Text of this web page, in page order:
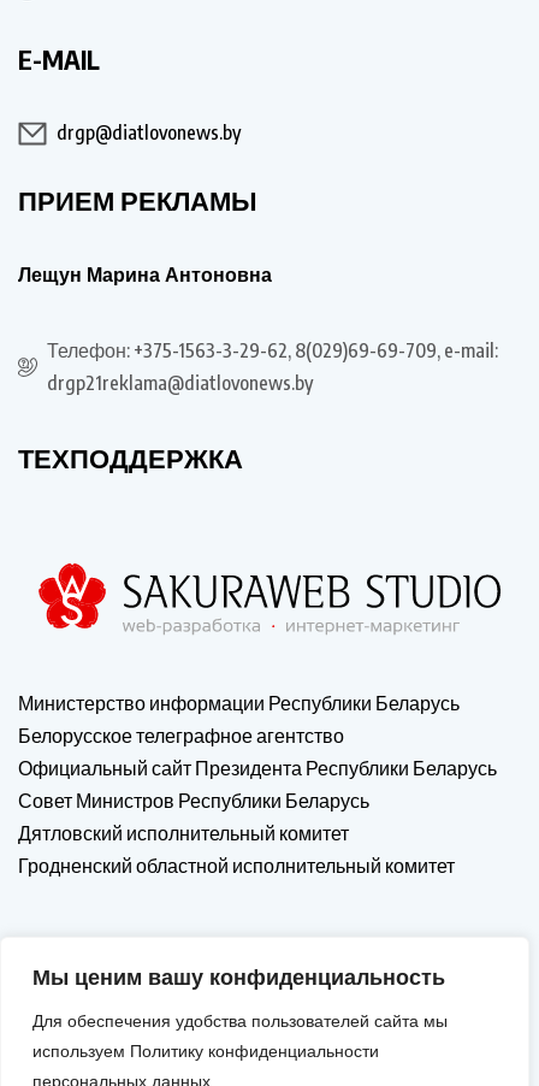
Мы ценим вашу конфиденциальность
Для обеспечения удобства пользователей сайта мы
используем Политику конфиденциальности
персональных данных
E-MAIL
drgp@diatlovonews.by
ПРИЕМ РЕКЛАМЫ
Лещун Марина Антоновна
Телефон: +375-1563-3-29-62, 8(029)69-69-709, e-mail:
drgp21reklama@diatlovonews.by
ТЕХПОДДЕРЖКА
Министерство информации Республики Беларусь
Белорусское телеграфное агентство
Официальный сайт Президента Республики Беларусь
Совет Министров Республики Беларусь
Дятловский исполнительный комитет
Гродненский областной исполнительный комитет